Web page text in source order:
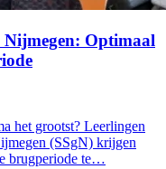
Nijmegen: Optimaal
het grootst? Leerlingen
(SSgN) krijgen
brugperiode te…